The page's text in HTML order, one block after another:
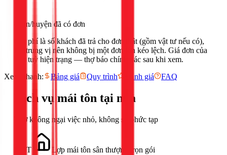
quận/huyện đã có đơn
Chi phí là số khách đã trả cho đơn thật (gồm vật tư nếu có),
lấy trung vị nên không bị một đơn lớn kéo lệch. Giá đơn của
bạn tuỳ hiện trạng — thợ báo chính xác sau khi xem.
Xem nhanh:
Bảng giá Quy trình Đánh giá FAQ
Dịch vụ mái tôn tại nhà
Thợ không ngại việc nhỏ, không sợ phức tạp
HOT Lợp mái tôn sân thượng trọn gói